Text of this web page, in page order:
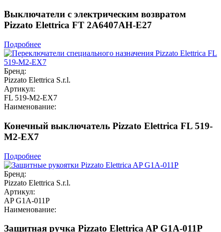
Выключатели с электрическим возвратом
Pizzato Elettrica FT 2A6407AH-E27
Подробнее
Бренд:
Pizzato Elettrica S.r.l.
Артикул:
FL 519-M2-EX7
Наименование:
Конечный выключатель Pizzato Elettrica FL 519-
M2-EX7
Подробнее
Бренд:
Pizzato Elettrica S.r.l.
Артикул:
AP G1A-011P
Наименование:
Защитная ручка Pizzato Elettrica AP G1A-011P